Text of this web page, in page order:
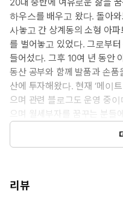
하우스를 배우고 왔다. 돌아
사놓고 간 상계동의 소형 아
를 벌어놓고 있었다. 그로부
들어섰다. 그후 10여 년 동안
동산 공부와 함께 발품과 손
산에 투자해왔다. 현재 ‘메이
으며 관련 블로그도 운영 중
으며 월세부자를 꿈꾸는 분들
후 안정적인 직장보다는 새로
리뷰